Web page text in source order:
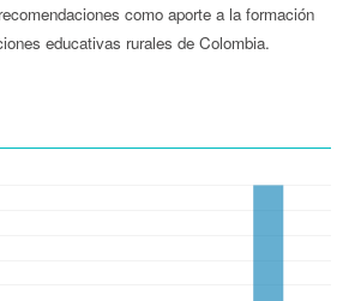
como aporte a la formación
educativas rurales de Colombia.